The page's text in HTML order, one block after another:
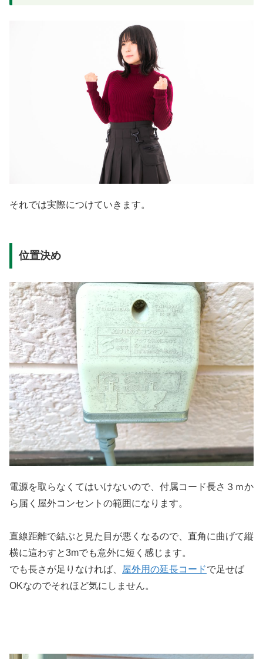
それでは実際につけていきます。
位置決め
電源を取らなくてはいけないので、付属コード長さ３ｍか
ら届く屋外コンセントの範囲になります。
直線距離で結ぶと見た目が悪くなるので、直角に曲げて縦
横に這わすと3mでも意外に短く感じます。
でも長さが足りなければ、
屋外用の延長コードで足せば
OKなのでそれほど気にしません。